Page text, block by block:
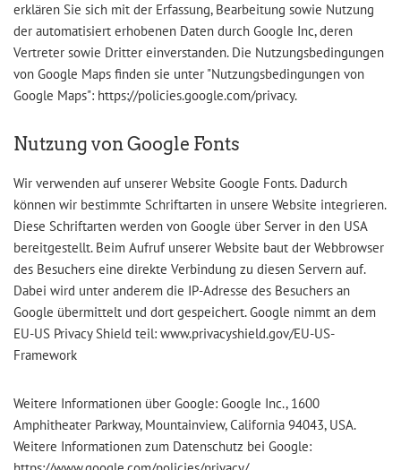
erklären Sie sich mit der Erfassung, Bearbeitung sowie Nutzung
der automatisiert erhobenen Daten durch Google Inc, deren
Vertreter sowie Dritter einverstanden. Die Nutzungsbedingungen
von Google Maps finden sie unter "Nutzungsbedingungen von
Google Maps": https://policies.google.com/privacy.
Nutzung von Google Fonts
Wir verwenden auf unserer Website Google Fonts. Dadurch
können wir bestimmte Schriftarten in unsere Website integrieren.
Diese Schriftarten werden von Google über Server in den USA
bereitgestellt. Beim Aufruf unserer Website baut der Webbrowser
des Besuchers eine direkte Verbindung zu diesen Servern auf.
Dabei wird unter anderem die IP-Adresse des Besuchers an
Google übermittelt und dort gespeichert. Google nimmt an dem
EU-US Privacy Shield teil: www.privacyshield.gov/EU-US-
Framework
Weitere Informationen über Google: Google Inc., 1600
Amphitheater Parkway, Mountainview, California 94043, USA.
Weitere Informationen zum Datenschutz bei Google: